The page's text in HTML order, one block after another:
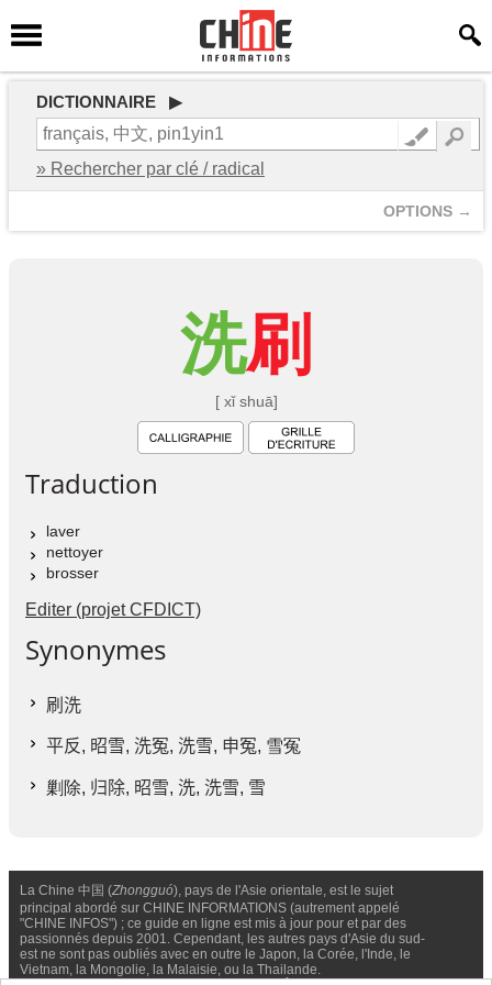
DICTIONNAIRE ▶
» Rechercher par clé / radical
OPTIONS →
洗刷
[ xǐ shuā]
Traduction
laver
nettoyer
brosser
Editer (projet CFDICT)
Synonymes
刷洗
平反, 昭雪, 洗冤, 洗雪, 申冤, 雪冤
剿除, 归除, 昭雪, 洗, 洗雪, 雪
La Chine 中国 (Zhongguó), pays de l'Asie orientale, est le sujet
principal abordé sur CHINE INFORMATIONS (autrement appelé
"CHINE INFOS") ; ce guide en ligne est mis à jour pour et par des
passionnés depuis 2001. Cependant, les autres pays d'Asie du sud-
est ne sont pas oubliés avec en outre le Japon, la Corée, l'Inde, le
Vietnam, la Mongolie, la Malaisie, ou la Thailande.